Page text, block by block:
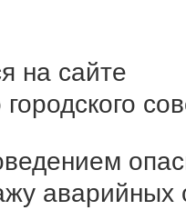
на сайте
аварийных